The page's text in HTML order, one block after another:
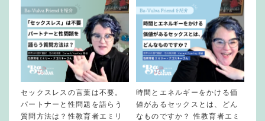
セックスレスの言葉は不要。
パートナーと性問題を語らう
質問方法は？性教育者エミリ
時間とエネルギーをかける価
値があるセックスとは、どん
なものですか？ 性教育者エミ